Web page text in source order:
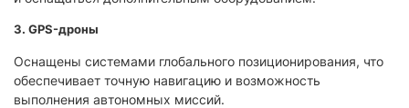
3. GPS-дроны
Оснащены системами глобального позиционирования, что
обеспечивает точную навигацию и возможность
выполнения автономных миссий.